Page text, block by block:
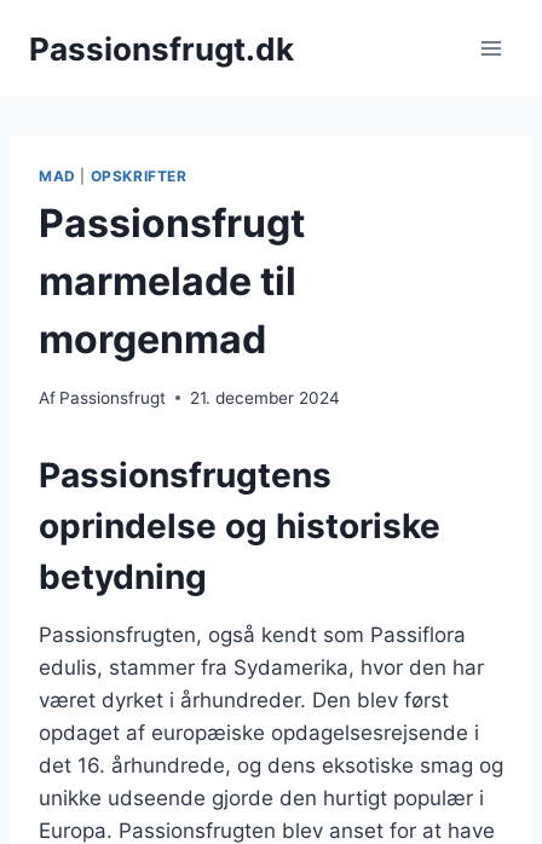
Passionsfrugt.dk
MAD OPSKRIFTER
Passionsfrugt
marmelade til
morgenmad
Af Passionsfrugt 21. december 2024
Passionsfrugtens
oprindelse og historiske
betydning
Passionsfrugten, også kendt som Passiflora
edulis, stammer fra Sydamerika, hvor den har
været dyrket i århundreder. Den blev først
opdaget af europæiske opdagelsesrejsende i
det 16. århundrede, og dens eksotiske smag og
unikke udseende gjorde den hurtigt populær i
Europa. Passionsfrugten blev anset for at have